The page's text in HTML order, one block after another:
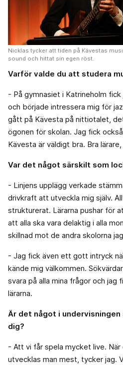
Nicklas tycker att tiden på Kävestas
sound och hittat sin egen röst.
Varför valde du att studera
- På gymnasiet i Katrineholm
och började intressera mig för
gått på Kävesta på nittiotalet,
ögonen för skolan. Jag fick
Kävesta är väldigt bra. Bra
Var det något särskilt som
- Linjens upplägg verkade
drivkraft att utveckla mig själv.
strukturerat. Lärarna pushar för
att alla ska vara delaktig i alla
skillnad mot de andra skolorna
- Jag fick även ett gott intryck
kände mig välkommen.
svara på alla mina frågor och jag
lärarna.
Är det något i
dig?
- Att vi får spela mycket live.
utvecklas man mest, tycker jag.